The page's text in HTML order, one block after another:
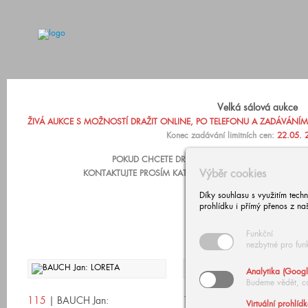
Výběr cookies
Díky souhlasu s využitím
prohlídku i přímý přenos z
Funkční
nezbytné pro
Analytika
Budeme vědět,
Virtuální
Velká sálová aukce
ŽIVÁ AUKCE S MOŽNOSTÍ DRAŽIT ONLINE, PO TELEFONU A
Konec zadávání limitních cen: 22.05.
POKUD CHCETE DRAŽIT PO TELEFONU NEBO
KONTAKTUJTE PROSÍM KATARÍNU ZÁRUBOVOU, +420
115 | BAUCH Jan:
116
| BAUCH Jan: